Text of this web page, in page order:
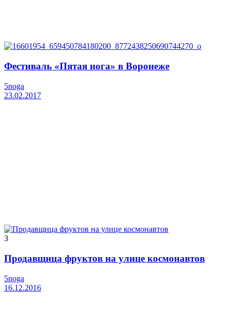
Фестиваль «Пятая нога» в Воронеже
5noga
23.02.2017
3
Продавщица фруктов на улице космонавтов
5noga
16.12.2016